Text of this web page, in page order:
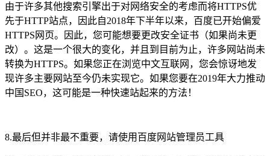
由于许多其他搜索引擎出于对网络安全的考虑而将HTTPS优
先于HTTP站点，因此自2018年下半年以来，百度已开始偏爱
HTTPS网页。因此，您可能想要更改安全证书（如果尚未更
改）。这是一个很大的变化，并且到目前为止，许多网站尚未
转换为HTTPS。如果您正在浏览中文互联网，您会惊讶地发
现许多主要网站至今仍未实现它。如果您要在2019年大力推动
中国SEO，这可能是一种快速站起来的方法！
8.最后但并非最不重要，请使用百度网站管理员工具